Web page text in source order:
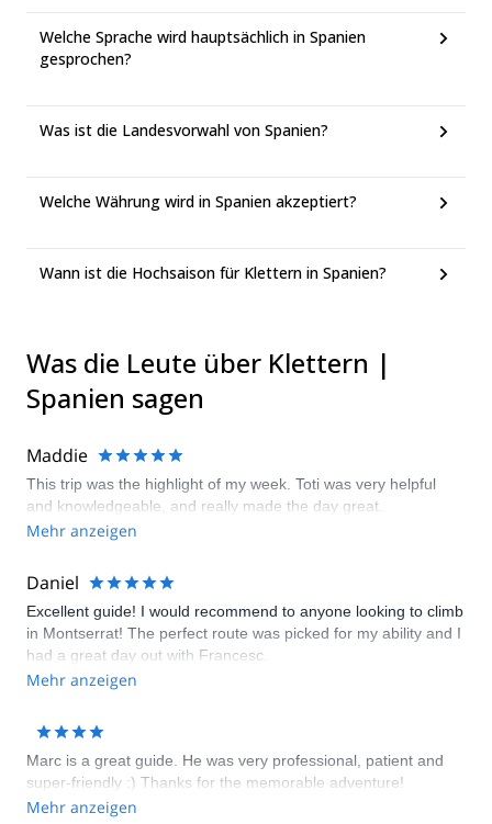
Welche Sprache wird hauptsächlich in Spanien
gesprochen?
Was ist die Landesvorwahl von Spanien?
Welche Währung wird in Spanien akzeptiert?
Wann ist die Hochsaison für Klettern in Spanien?
Was die Leute über Klettern |
Spanien sagen
Maddie
This trip was the highlight of my week. Toti was very helpful
and knowledgeable, and really made the day great.
Mehr anzeigen
Daniel
Excellent guide! I would recommend to anyone looking to climb
in Montserrat! The perfect route was picked for my ability and I
had a great day out with Francesc.
Mehr anzeigen
Marc is a great guide. He was very professional, patient and
super-friendly :) Thanks for the memorable adventure!
Mehr anzeigen